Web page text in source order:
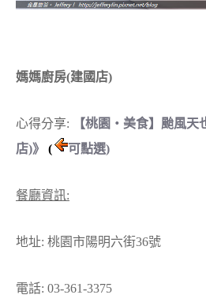
媽媽廚房(建國店)
心得分享:
【桃園‧美食】颱風天
店)》
( 可點選)
餐廳資訊:
地址: 桃園市陽明六街36號
電話: 03-361-3375